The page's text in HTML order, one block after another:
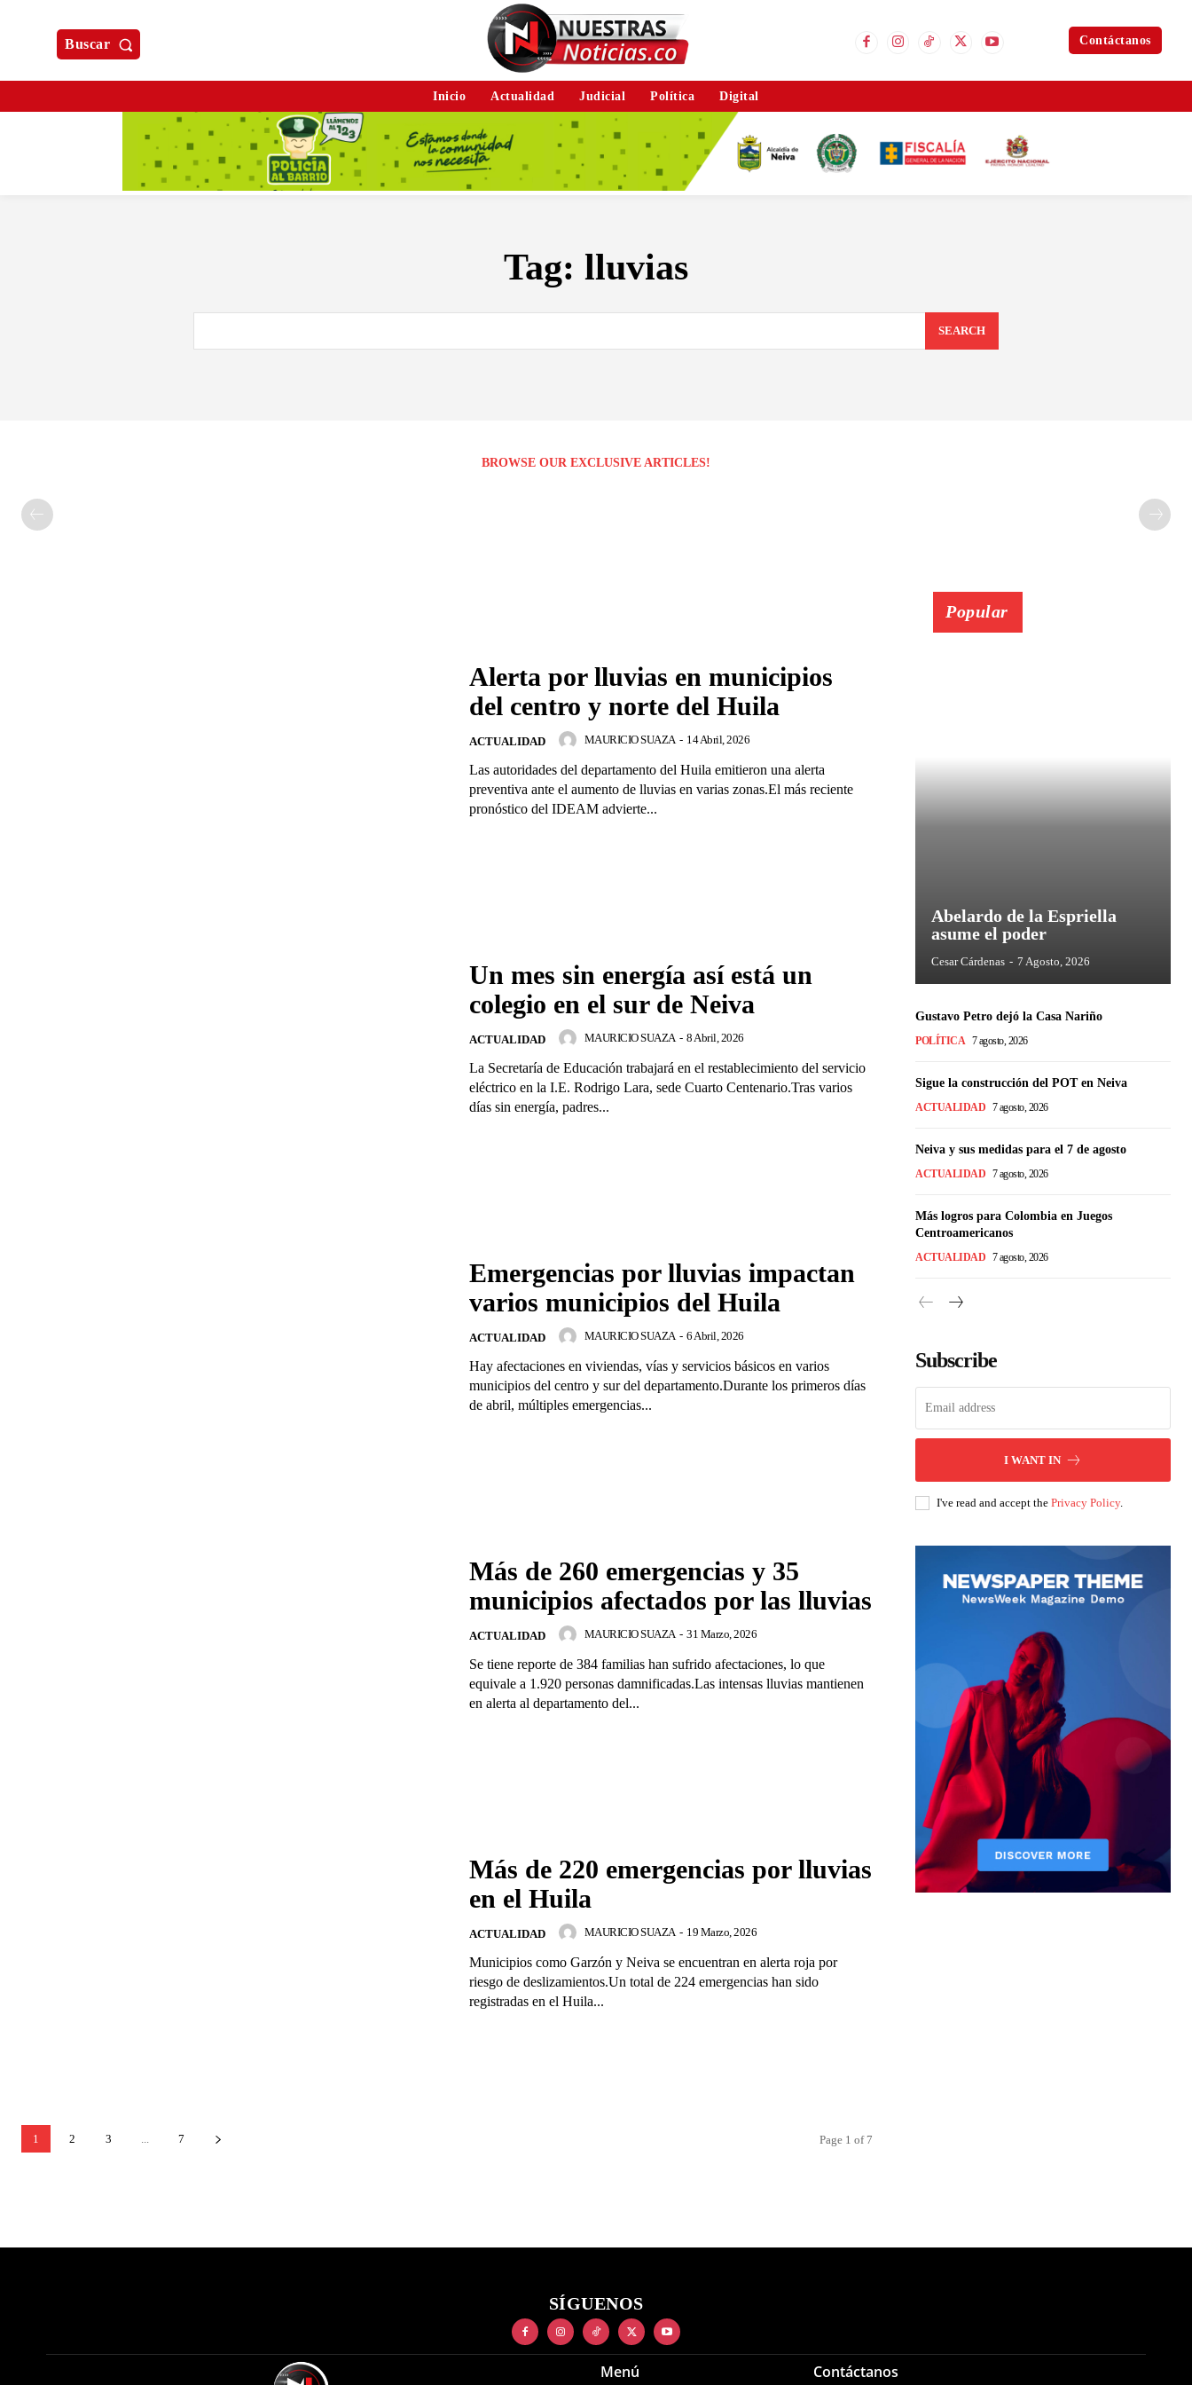
Buscar Contáctanos
Inicio Actualidad Judicial Política Digital
Tag: lluvias
SEARCH
BROWSE OUR EXCLUSIVE ARTICLES!
Alerta por lluvias en municipios
del centro y norte del Huila
ACTUALIDAD MAURICIO SUAZA - 14 Abril, 2026
Las autoridades del departamento del Huila emitieron una alerta
preventiva ante el aumento de lluvias en varias zonas.El más reciente
pronóstico del IDEAM advierte...
Un mes sin energía así está un
colegio en el sur de Neiva
ACTUALIDAD MAURICIO SUAZA - 8 Abril, 2026
La Secretaría de Educación trabajará en el restablecimiento del servicio
eléctrico en la I.E. Rodrigo Lara, sede Cuarto Centenario.Tras varios
días sin energía, padres...
Emergencias por lluvias impactan
varios municipios del Huila
ACTUALIDAD MAURICIO SUAZA - 6 Abril, 2026
Hay afectaciones en viviendas, vías y servicios básicos en varios
municipios del centro y sur del departamento.Durante los primeros días
de abril, múltiples emergencias...
Más de 260 emergencias y 35
municipios afectados por las lluvias
ACTUALIDAD MAURICIO SUAZA - 31 Marzo, 2026
Se tiene reporte de 384 familias han sufrido afectaciones, lo que
equivale a 1.920 personas damnificadas.Las intensas lluvias mantienen
en alerta al departamento del...
Más de 220 emergencias por lluvias
en el Huila
ACTUALIDAD MAURICIO SUAZA - 19 Marzo, 2026
Municipios como Garzón y Neiva se encuentran en alerta roja por
riesgo de deslizamientos.Un total de 224 emergencias han sido
registradas en el Huila...
1 2 3 7 Page 1 of 7
Popular
Abelardo de la Espriella
asume el poder
Cesar Cárdenas - 7 Agosto, 2026
Gustavo Petro dejó la Casa Nariño
POLÍTICA 7 agosto, 2026
Sigue la construcción del POT en Neiva
ACTUALIDAD 7 agosto, 2026
Neiva y sus medidas para el 7 de agosto
ACTUALIDAD 7 agosto, 2026
Más logros para Colombia en Juegos
Centroamericanos
ACTUALIDAD 7 agosto, 2026
Subscribe
I WANT IN
I've read and accept the Privacy Policy.
SÍGUENOS
Menú Contáctanos